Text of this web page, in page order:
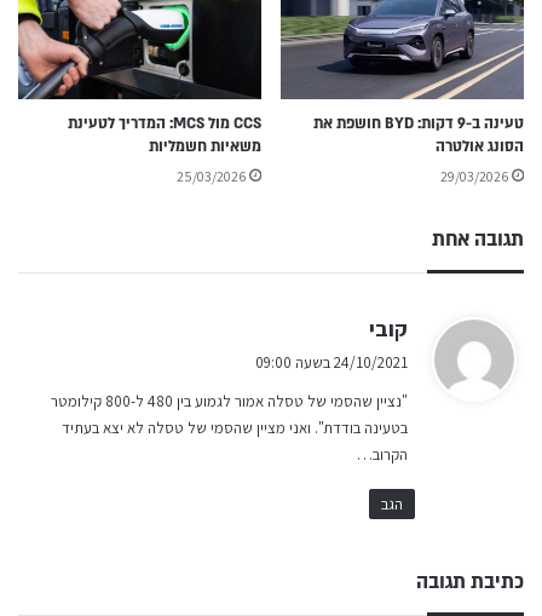
טעינה ב-9 דקות: BYD חושפת את
הסונג אולטרה
29/03/2026
CCS מול MCS: המדריך לטעינת
משאיות חשמליות
25/03/2026
תגובה אחת
קובי
ב
:
24/10/2021 בשעה 09:00
"נציין שהסמי של טסלה אמור לגמוע בין 480 ל-800 קילומטר
בטעינה בודדת". ואני מציין שהסמי של טסלה לא יצא בעתיד
הקרוב…
הגב
כתיבת תגובה